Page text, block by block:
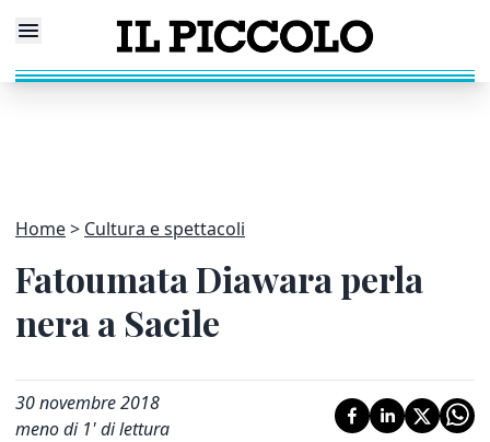
Home Cultura e spettacoli
Fatoumata Diawara perla
nera a Sacile
30 novembre 2018
meno di 1' di lettura